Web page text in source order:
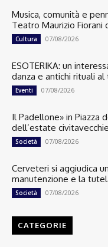
Musica, comunità e
Teatro Maurizio Fiorani
Cultura 07/08/2026
ESOTERIKA: un
danza e antichi rituali
Eventi 07/08/2026
Il Padellone» in Piazza
dell’estate
Società 07/08/2026
Cerveteri si aggiudica
manutenzione e la
Società 07/08/2026
CATEGORIE